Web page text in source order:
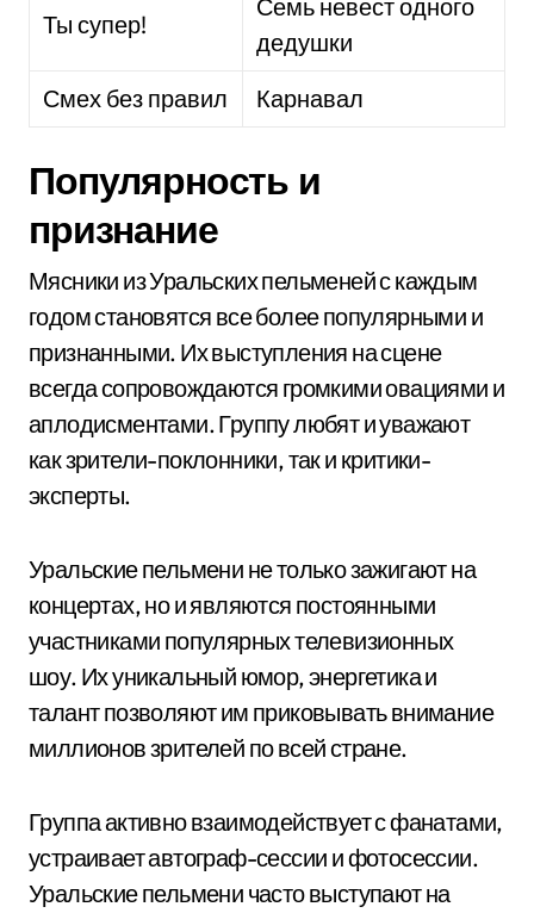
Ты супер!
Семь невест одного
дедушки
Смех без правил
Карнавал
Популярность и
признание
Мясники из Уральских пельменей с каждым
годом становятся все более популярными и
признанными. Их выступления на сцене
всегда сопровождаются громкими овациями и
аплодисментами. Группу любят и уважают
как зрители-поклонники, так и критики-
эксперты.
Уральские пельмени не только зажигают на
концертах, но и являются постоянными
участниками популярных телевизионных
шоу. Их уникальный юмор, энергетика и
талант позволяют им приковывать внимание
миллионов зрителей по всей стране.
Группа активно взаимодействует с фанатами,
устраивает автограф-сессии и фотосессии.
Уральские пельмени часто выступают на